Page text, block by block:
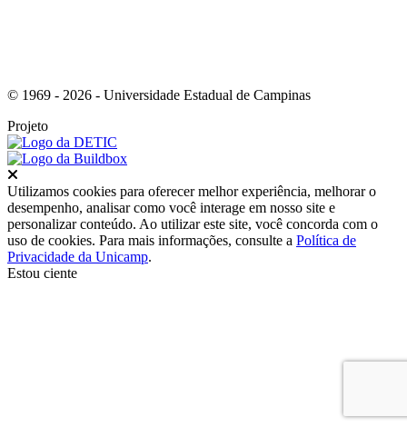
© 1969 - 2026 - Universidade Estadual de Campinas
Projeto
Utilizamos cookies para oferecer melhor experiência, melhorar o
desempenho, analisar como você interage em nosso site e
personalizar conteúdo. Ao utilizar este site, você concorda com o
uso de cookies. Para mais informações, consulte a Política de
Privacidade da Unicamp.
Estou ciente